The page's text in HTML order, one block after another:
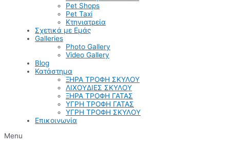
Pet Shops
Pet Taxi
Κτηνιατρεία
Σχετικά με Εμάς
Galleries
Photo Gallery
Video Gallery
Blog
Κατάστημα
ΞΗΡΑ ΤΡΟΦΗ ΣΚΥΛΟΥ
ΛΙΧΟΥΔΙΕΣ ΣΚΥΛΟΥ
ΞΗΡΑ ΤΡΟΦΗ ΓΑΤΑΣ
ΥΓΡΗ ΤΡΟΦΗ ΓΑΤΑΣ
ΥΓΡΗ ΤΡΟΦΗ ΣΚΥΛΟΥ
Επικοινωνία
Menu